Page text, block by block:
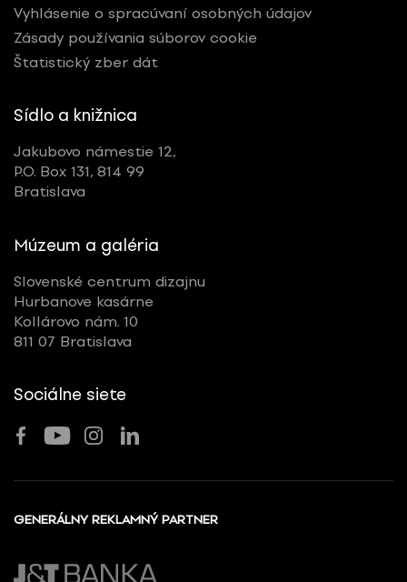
Vyhlásenie o spracúvaní osobných údajov
Zásady používania súborov cookie
Štatistický zber dát
Sídlo a knižnica
Jakubovo námestie 12,
P.O. Box 131, 814 99
Bratislava
Múzeum a galéria
Slovenské centrum dizajnu
Hurbanove kasárne
Kollárovo nám. 10
811 07 Bratislava
Sociálne siete
GENERÁLNY REKLAMNÝ PARTNER